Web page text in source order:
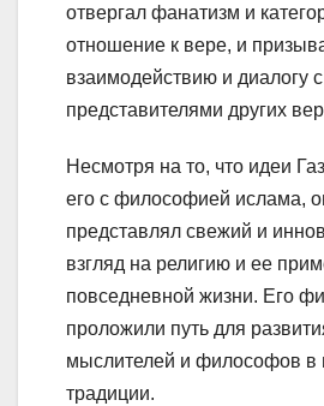
отвергал фанатизм и
отношение к вере, и
взаимодействию и диалогу с
представителями других
Несмотря на то, что идеи
его с философией ислама,
представлял свежий и
взгляд на религию и ее
повседневной жизни. Его
проложили путь для
мыслителей и философов в
традиции.